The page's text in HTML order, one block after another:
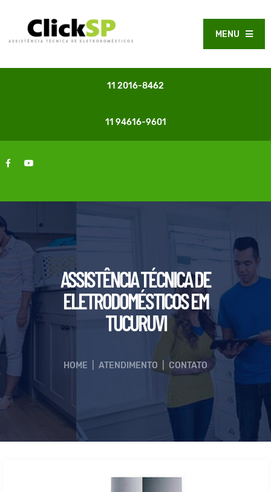
MENU
11 2016-8462
11 94616-9601
ASSISTÊNCIA TÉCNICA DE
ELETRODOMÉSTICOS EM
TUCURUVI
HOME ATENDIMENTO CONTATO